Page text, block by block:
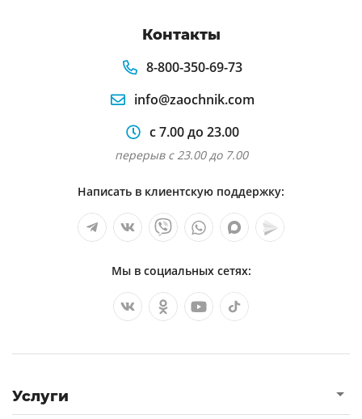
Контакты
8-800-350-69-73
info@zaochnik.com
с 7.00 до 23.00
перерыв с 23.00 до 7.00
Написать в клиентскую поддержку:
Мы в социальных сетях:
Услуги